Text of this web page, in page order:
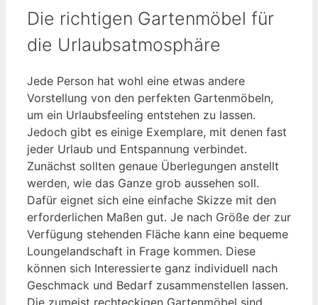
Die richtigen Gartenmöbel für
die Urlaubsatmosphäre
Jede Person hat wohl eine etwas andere
Vorstellung von den perfekten Gartenmöbeln,
um ein Urlaubsfeeling entstehen zu lassen.
Jedoch gibt es einige Exemplare, mit denen fast
jeder Urlaub und Entspannung verbindet.
Zunächst sollten genaue Überlegungen anstellt
werden, wie das Ganze grob aussehen soll.
Dafür eignet sich eine einfache Skizze mit den
erforderlichen Maßen gut. Je nach Größe der zur
Verfügung stehenden Fläche kann eine bequeme
Loungelandschaft in Frage kommen. Diese
können sich Interessierte ganz individuell nach
Geschmack und Bedarf zusammenstellen lassen.